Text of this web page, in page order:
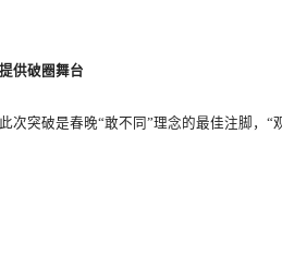
供破圈舞台
次突破是春晚“敢不同”理念的最佳注脚，